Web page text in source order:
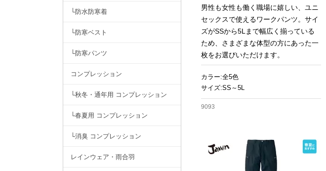
└防水防寒着
└防寒ベスト
└防寒パンツ
コンプレッション
└秋冬・通年用 コンプレッション
└春夏用 コンプレッション
└消臭 コンプレッション
レインウェア・雨合羽
男性も女性も働く職場に嬉しい、ユニ
セックスで使えるワークパンツ。サイ
ズがSSから5Lまで幅広く揃っている
ため、さまざまな体型の方にあった一
枚をお選びいただけます。
カラー:全5色
サイズ:SS～5L
9093